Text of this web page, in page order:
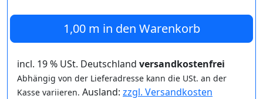
1,00 m in den Warenkorb
incl. 19 % USt. Deutschland versandkostenfrei
Abhängig von der Lieferadresse kann die USt. an der
Kasse variieren. Ausland: zzgl. Versandkosten